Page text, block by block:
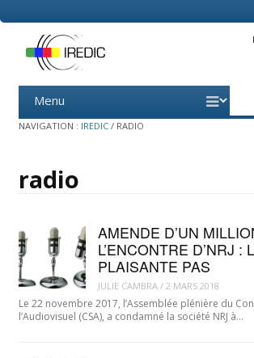
Menu
content
NAVIGATION : IREDIC / RADIO
radio
AMENDE D’UN
L’ENCONTRE D’NRJ :
PLAISANTE PAS
JULIE CAMBRA/ 2 MARS 2018
Le 22 novembre 2017, l’Assemblée plénière du
l’Audiovisuel (CSA), a condamné la société NRJ à…